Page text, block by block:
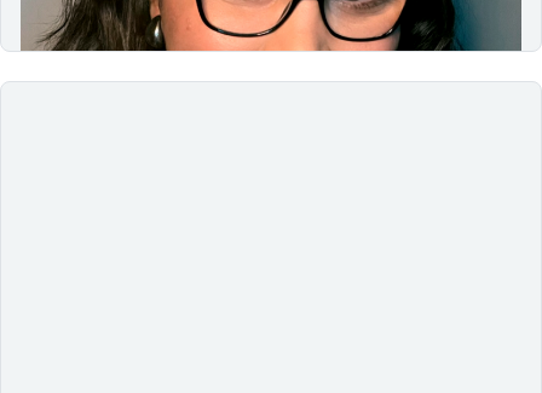
inclusão no universo tech e nos…